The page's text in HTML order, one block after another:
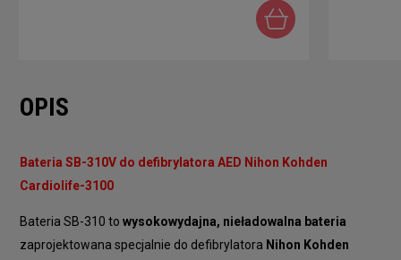
OPIS
Bateria SB-310V do defibrylatora AED Nihon Kohden
Cardiolife-3100
Bateria SB-310 to wysokowydajna, nieładowalna bateria
zaprojektowana specjalnie do defibrylatora Nihon Kohden